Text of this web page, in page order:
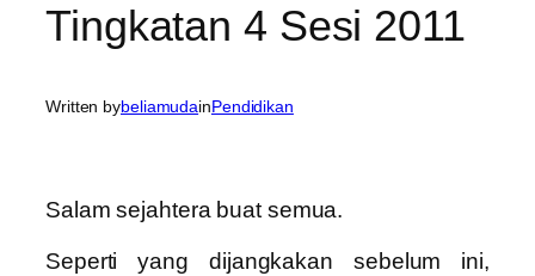
Tingkatan 4 Sesi 2011
Written bybeliamudainPendidikan
Salam sejahtera buat semua.
Seperti yang dijangkakan sebelum ini,